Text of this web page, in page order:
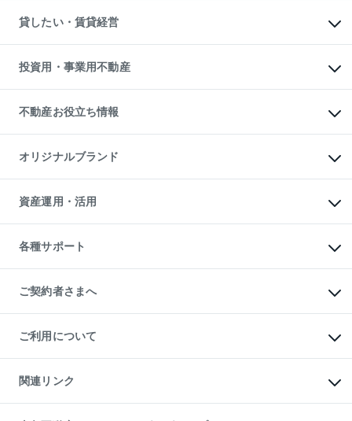
不動産購入の流れ
注目キーワード物件特集
購入ガイド
English 繁体中文簡体中文
不動産査定について
不動産売却の流れ
不動産買換えの流れ
売却ガイド
オフィス・店舗の賃貸
借りるときの流れ
借りるガイド
貸したい・賃貸経営
マンション賃料データ
賃貸管理プラン
リロケーションについて
貸すガイド
投資用・事業用不動産
事業用不動産
マンション投資
投資用マンション
アパート経営
収益物件
ビル購入（ビル一棟）
投資用不動産の売却査定
事業用不動産の売却査定
不動産お役立ち情報
マンションライブラリー
人気マンションランキング
暮らしに役立つ不動産メディア
不動産相場・不動産価格情報
不動産コラム・ニュース
不動産用語集
不動産なんでもネット相談室
住まいの税金
オリジナルブランド
一棟リノベーションマンション
L`GENTE（ルジェンテ）
区分リノベーションマンション
投資用一棟レジデンスWELL
不動産小口投資
LEGACIA（レガシア）
資産運用・活用
不動産M&A
アセットマネジメント・出資
各種サポート
相続サポート
リフォームサポート
ご契約者さまへ
ご紹介・再契約特典
入居者様専用-各種ご案内（賃貸）
東急こすもす会「こすもすWeb」
ご利用について
金融商品取引について
東急リバブル ソーシャルメディアポリシー
ご意見・お問い合わせ（金融商品取引専用の相談・お問い合わせ窓口）
関連リンク